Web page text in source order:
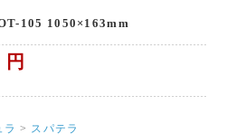
105 1050×163mm
円
ラ > スパテラ